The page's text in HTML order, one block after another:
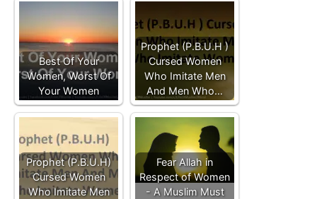
Best Of Your
Women, Worst Of
Your Women
Prophet (P.B.U.H )
Cursed Women
Who Imitate Men
And Men Who…
Prophet (P.B.U.H)
Cursed Women
Who Imitate Men
Fear Allah in
Respect of Women
- A Muslim Must